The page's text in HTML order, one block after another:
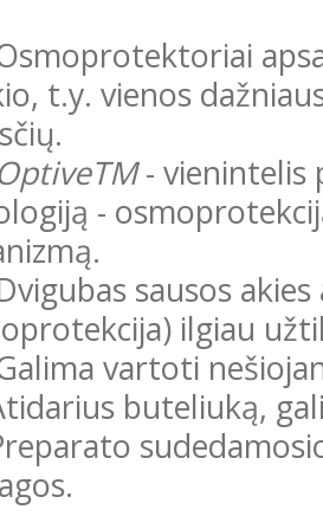
t.y. vienos
- vienintelis
-
sausos akies
ilgiau
vartoti
buteliuką,